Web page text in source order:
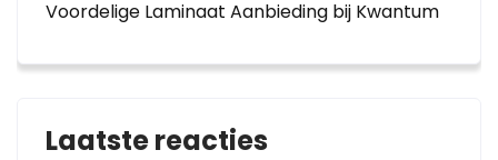
Voordelige Laminaat Aanbieding bij Kwantum
Laatste reacties